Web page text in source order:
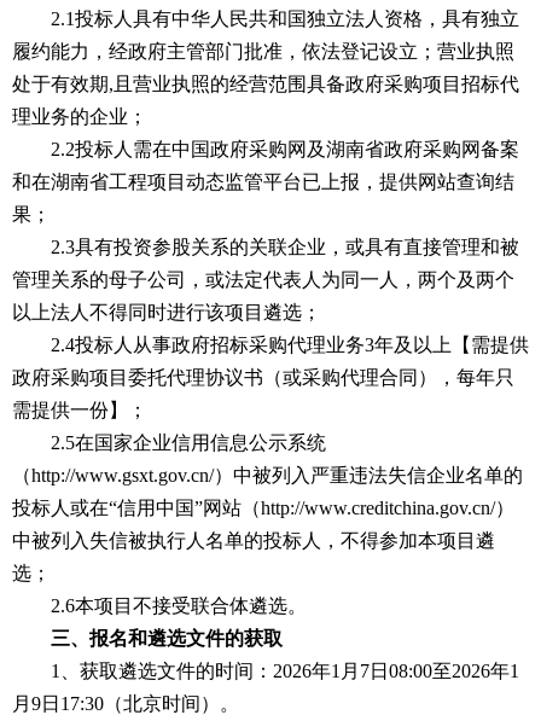
2.1投标人具有中华人民共和国独立法人资格，具有独立
履约能力，经政府主管部门批准，依法登记设立；营业执照
处于有效期,且营业执照的经营范围具备政府采购项目招标代
理业务的企业；
2.2投标人需在中国政府采购网及湖南省政府采购网备案
和在湖南省工程项目动态监管平台已上报，提供网站查询结
果；
2.3具有投资参股关系的关联企业，或具有直接管理和被
管理关系的母子公司，或法定代表人为同一人，两个及两个
以上法人不得同时进行该项目遴选；
2.4投标人从事政府招标采购代理业务3年及以上【需提供
政府采购项目委托代理协议书（或采购代理合同），每年只
需提供一份】；
2.5在国家企业信用信息公示系统
（http://www.gsxt.gov.cn/）中被列入严重违法失信企业名单的
投标人或在“信用中国”网站（http://www.creditchina.gov.cn/）
中被列入失信被执行人名单的投标人，不得参加本项目遴
选；
2.6本项目不接受联合体遴选。
三、报名和遴选文件的获取
1
、获取遴选文件的时间： 2026年1 月 7日 08:00至2026年1
月 9日 17:30 （北京时间）。